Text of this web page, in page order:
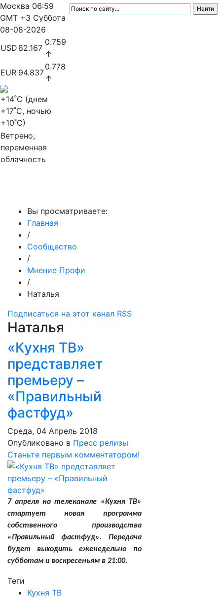
Москва 06:59
GMT +3 Суббота
08-08-2026
USD 82.167
0.759
↑
EUR 94.837
0.778
↑
+14˚C (днем
+17˚C, ночью
+10˚C)
Ветрено,
переменная
облачность
Вы просматриваете:
Главная
/
Сообщество
/
Мнение Профи
/
Наталья
Подписаться на этот канал RSS
Наталья
«Кухня ТВ»
представляет
премьеру –
«Правильный
фастфуд»
Среда, 04 Апрель 2018
Опубликовано в Пресс релизы
Станьте первым комментатором!
7 апреля на телеканале «Кухня ТВ»
стартует новая программа
собственного производства
«Правильный фастфуд». Передача
будет выходить еженедельно по
субботам и воскресеньям в 21:00.
Теги
Кухня ТВ